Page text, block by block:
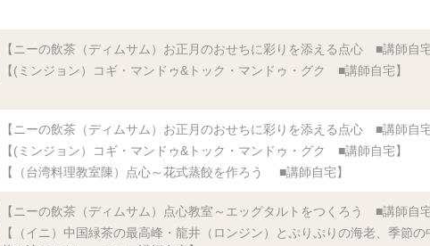
【ニーの飲茶（ディムサム）お正月のおせちに彩りを添える点心 ■講師自宅
【(ミンジョン）コギ・マンドゥ&トック・マンドゥ・グク ■講師自宅】
【ニーの飲茶（ディムサム）お正月のおせちに彩りを添える点心 ■講師自宅
【(ミンジョン）コギ・マンドゥ&トック・マンドゥ・グク ■講師自宅】
【（台湾料理教室陳）点心～花式蒸餃を作ろう ■講師自宅】
【ニーの飲茶（ディムサム）点心教室～エッグタルトをつくろう ■講師自宅
【（イニ）中国緑茶の最高峰・龍井（ロンジン）とぷりぷりの海老、季節